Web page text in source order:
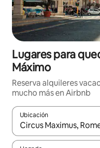
Lugares para
Máximo
Reserva alquileres
mucho más en Airbnb
Ubicación
Cuando los resultados